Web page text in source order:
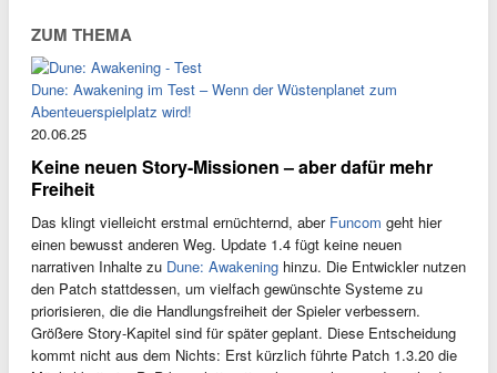
ZUM THEMA
Dune: Awakening im Test – Wenn der Wüstenplanet zum
Abenteuerspielplatz wird!
20.06.25
Keine neuen Story-Missionen – aber dafür mehr
Freiheit
Das klingt vielleicht erstmal ernüchternd, aber Funcom geht hier
einen bewusst anderen Weg. Update 1.4 fügt keine neuen
narrativen Inhalte zu Dune: Awakening hinzu. Die Entwickler nutzen
den Patch stattdessen, um vielfach gewünschte Systeme zu
priorisieren, die die Handlungsfreiheit der Spieler verbessern.
Größere Story-Kapitel sind für später geplant. Diese Entscheidung
kommt nicht aus dem Nichts: Erst kürzlich führte Patch 1.3.20 die